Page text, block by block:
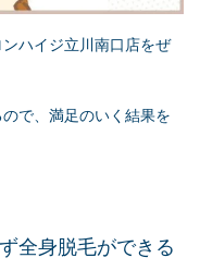
ハイジ立川南口店をぜ
で、満足のいく結果を
全身脱毛ができる